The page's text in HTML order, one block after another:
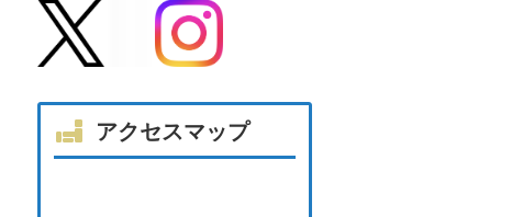
アクセスマップ